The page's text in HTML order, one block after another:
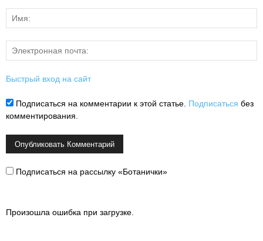
Быстрый вход на сайт
Подписаться на комментарии к этой статье. Подписаться без
комментирования.
Подписаться на рассылку «Ботанички»
Произошла ошибка при загрузке.